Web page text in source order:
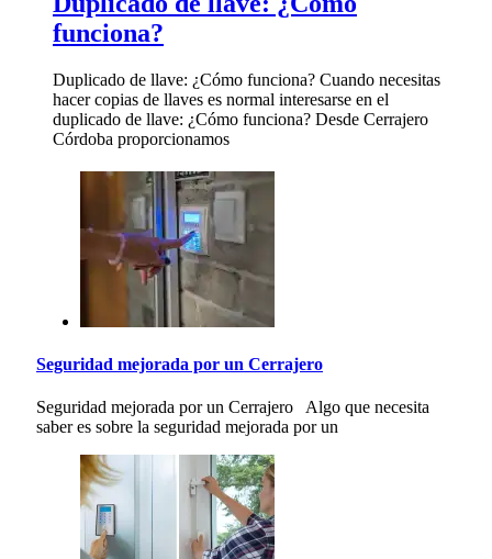
funciona?
Duplicado de llave: ¿Cómo funciona? Cuando necesitas
hacer copias de llaves es normal interesarse en el
duplicado de llave: ¿Cómo funciona? Desde Cerrajero
Córdoba proporcionamos
Seguridad mejorada por un Cerrajero
Seguridad mejorada por un Cerrajero Algo que necesita
saber es sobre la seguridad mejorada por un